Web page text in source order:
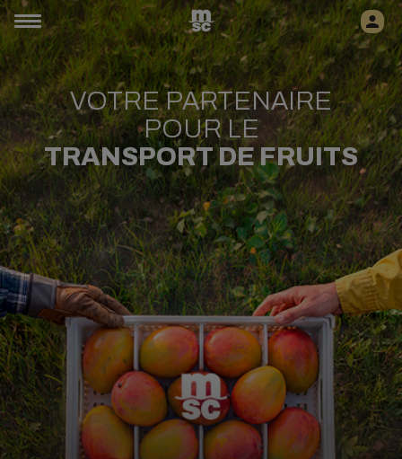
VOTRE PARTENAIRE
POUR LE
TRANSPORT DE FRUITS